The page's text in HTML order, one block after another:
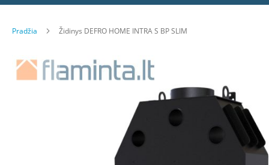
Spartherm
Seguin
Pradžia Židinys DEFRO HOME INTRA S BP SLIM
Eiti
galerijos